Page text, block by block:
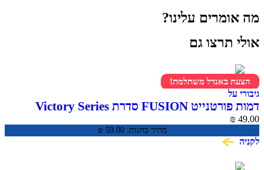
מה אומרים עלינו?
אולי תרצו גם
הצעת באנדל משתלמת!
גיבורי על
דמות פורטנייט FUSION סדרת Victory Series
מחיר בחנות: ₪ 59.00
₪ 49.00
לקניה